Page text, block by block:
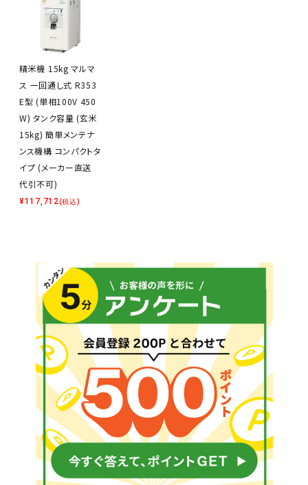
精米機 15kg マルマ
ス 一回通し式 R353
E型 (単相100V 450
W) タンク容量 (玄米
15kg) 簡単メンテナ
ンス機構 コンパクトタ
イプ (メーカー直送
代引不可)
¥117,712(税込)